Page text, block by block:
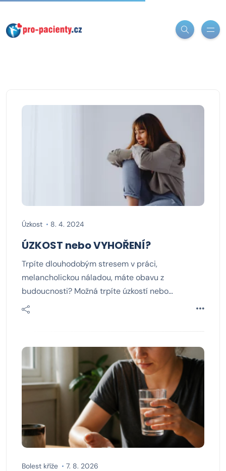
Úzkost 8. 4. 2024
ÚZKOST nebo VYHOŘENÍ?
Trpíte dlouhodobým stresem v práci,
melancholickou náladou, máte obavu z
budoucnosti? Možná trpíte úzkostí nebo…
Bolest kříže 7. 8. 2026